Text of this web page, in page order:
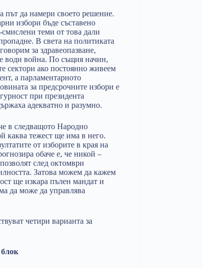
път да намери своето решение.
избори бъде съставено
теми от това дали
В света на политиката
за здравеопазване,
води война. По същия начин,
сектори ако постоянно живеем
а парламентарното
за предсрочните избори е
при президента
адекватно и разумно.
в следващото Народно
каква тежест ще има в него.
от изборите в края на
обаче е, че никой –
след октомври
Затова можем да кажем
ще изкара пълен мандат и
да може да управлява
четири варианта за